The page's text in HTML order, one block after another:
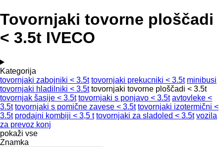
Tovornjaki tovorne ploščadi
< 3.5t IVECO
Kategorija
tovornjaki zabojniki < 3.5t tovornjaki prekucniki < 3.5t minibusi
tovornjaki hladilniki < 3.5t tovornjaki tovorne ploščadi < 3.5t
tovornjak šasije < 3.5t tovornjaki s ponjavo < 3.5t avtovleke <
3.5t tovornjaki s pomične zavese < 3.5t tovornjaki izotermični <
3.5t prodajni kombiji < 3,5 t tovornjaki za sladoled < 3.5t vozila
za prevoz konj
pokaži vse
Znamka